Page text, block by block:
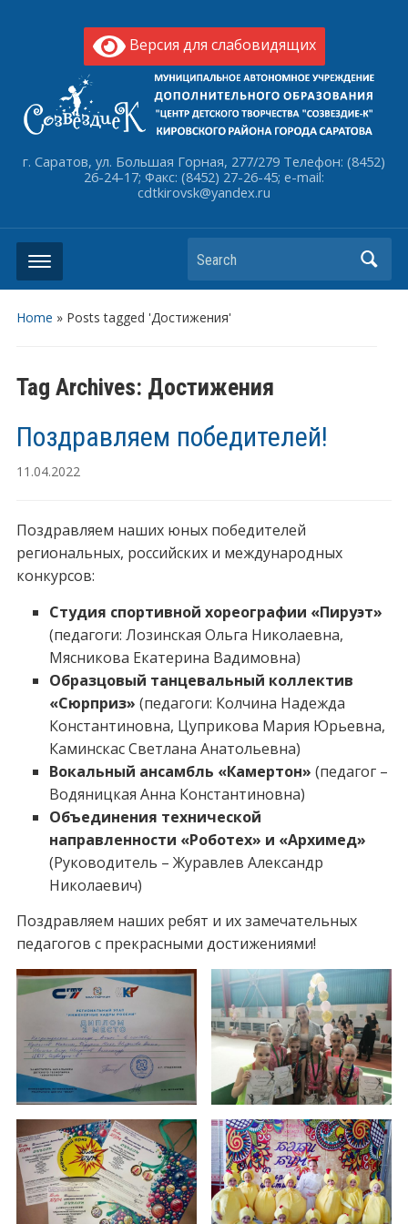
Версия для слабовидящих
г. Саратов, ул. Большая Горная, 277/279 Телефон: (8452)
26-24-17; Факс: (8452) 27-26-45; e-mail:
cdtkirovsk@yandex.ru
Search
Home » Posts tagged 'Достижения'
Tag Archives: Достижения
Поздравляем победителей!
11.04.2022
Поздравляем наших юных победителей
региональных, российских и международных
конкурсов:
Студия спортивной хореографии «Пируэт»
(педагоги: Лозинская Ольга Николаевна,
Мясникова Екатерина Вадимовна)
Образцовый танцевальный коллектив
«Сюрприз» (педагоги: Колчина Надежда
Константиновна, Цуприкова Мария Юрьевна,
Каминскас Светлана Анатольевна)
Вокальный ансамбль «Камертон» (педагог –
Водяницкая Анна Константиновна)
Объединения технической
направленности «Роботех» и «Архимед»
(Руководитель – Журавлев Александр
Николаевич)
Поздравляем наших ребят и их замечательных
педагогов с прекрасными достижениями!